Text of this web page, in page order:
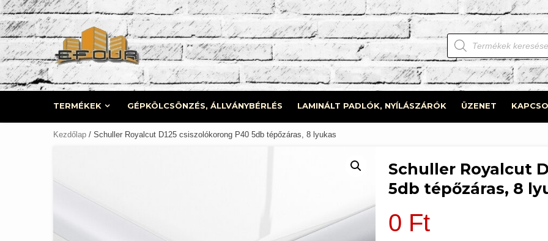
Skip
to
content
Products
search
TERMÉKEK GÉPKÖLCSÖNZÉS, ÁLLVÁNYBÉRLÉS LAMINÁLT PADLÓK, NYÍLÁSZÁRÓK ÜZENET
Kezdőlap / Schuller Royalcut D125 csiszolókorong P40 5db tépőzáras, 8 lyukas
Schuller Royalcut
5db tépőzáras, 8
0 Ft